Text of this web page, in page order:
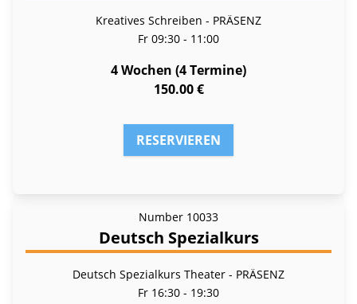
Kreatives Schreiben - PRÄSENZ
Fr 09:30 - 11:00
4 Wochen (4 Termine)
150.00 €
RESERVIEREN
Number 10033
Deutsch Spezialkurs
Deutsch Spezialkurs Theater - PRÄSENZ
Fr 16:30 - 19:30